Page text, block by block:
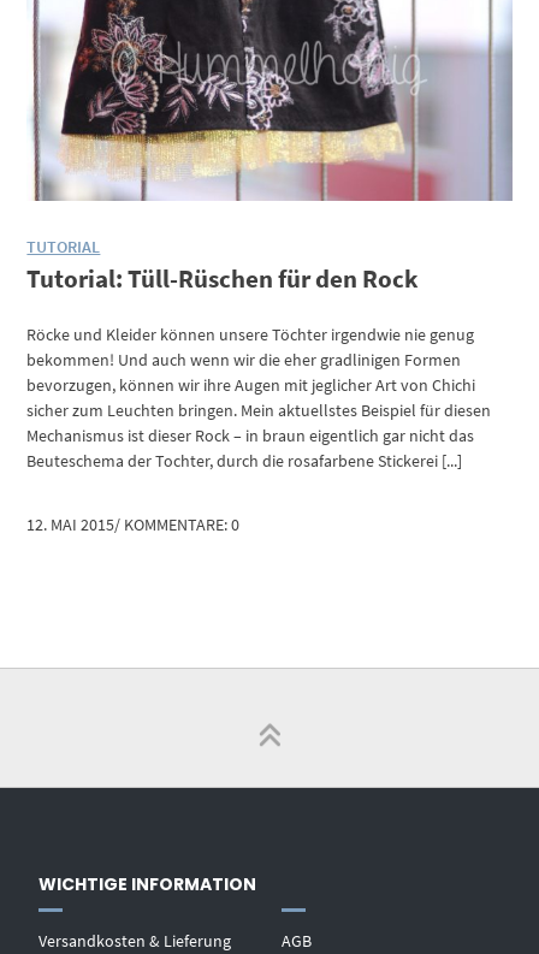
TUTORIAL
Tutorial: Tüll-Rüschen für den Rock
Röcke und Kleider können unsere Töchter irgendwie nie genug
bekommen! Und auch wenn wir die eher gradlinigen Formen
bevorzugen, können wir ihre Augen mit jeglicher Art von Chichi
sicher zum Leuchten bringen. Mein aktuellstes Beispiel für diesen
Mechanismus ist dieser Rock – in braun eigentlich gar nicht das
Beuteschema der Tochter, durch die rosafarbene Stickerei [...]
12. MAI 2015/ KOMMENTARE: 0
WICHTIGE INFORMATION
Versandkosten & Lieferung
AGB